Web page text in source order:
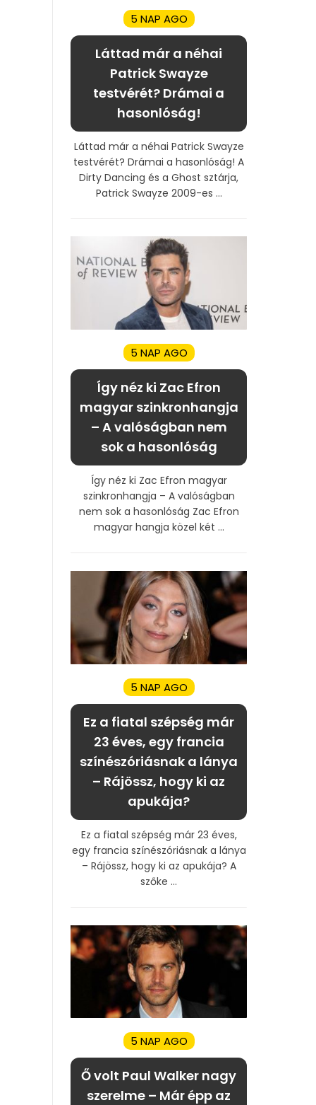
5 NAP AGO
Láttad már a néhai
Patrick Swayze
testvérét? Drámai a
hasonlóság!
Láttad már a néhai Patrick Swayze
testvérét? Drámai a hasonlóság! A
Dirty Dancing és a Ghost sztárja,
Patrick Swayze 2009-es ...
5 NAP AGO
Így néz ki Zac Efron
magyar szinkronhangja
– A valóságban nem
sok a hasonlóság
Így néz ki Zac Efron magyar
szinkronhangja – A valóságban
nem sok a hasonlóság Zac Efron
magyar hangja közel két ...
5 NAP AGO
Ez a fiatal szépség már
23 éves, egy francia
színészóriásnak a lánya
– Rájössz, hogy ki az
apukája?
Ez a fiatal szépség már 23 éves,
egy francia színészóriásnak a lánya
– Rájössz, hogy ki az apukája? A
szőke ...
5 NAP AGO
Ő volt Paul Walker nagy
szerelme – Már épp az